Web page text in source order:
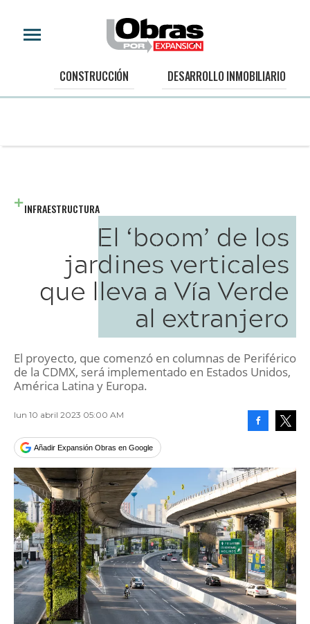
CONSTRUCCIÓN DESARROLLO INMOBILIARIO
INFRAESTRUCTURA
El ‘boom’ de los
jardines verticales
que lleva a Vía Verde
al extranjero
El proyecto, que comenzó en columnas de Periférico
de la CDMX, será implementado en Estados Unidos,
América Latina y Europa.
lun 10 abril 2023 05:00 AM
Añadir Expansión Obras en Google